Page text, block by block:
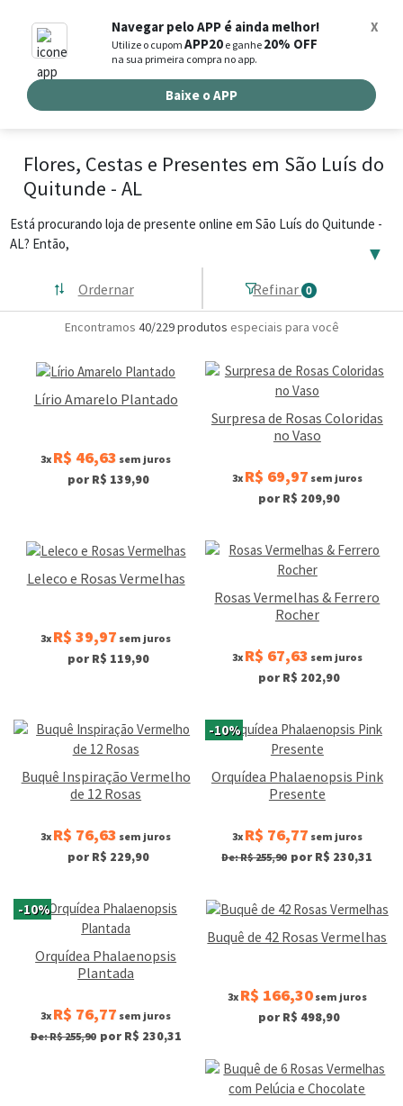
Navegar pelo APP é ainda melhor!
Utilize o cupomAPP20 e ganhe 20% OFF
na sua primeira compra no app.
X
Baixe o APP
Busca de produtos
Buscar por endereço de entrega
Flores, Cestas e Presentes em São Luís do
Quitunde - AL
Está procurando loja de presente online em São Luís do Quitunde -
AL? Então,
▼
Refinar 0
Ordernar
Encontramos 40/229produtos especiais para você
Lírio Amarelo Plantado
3x R$ 46,63 sem juros
por R$ 139,90
Surpresa de Rosas Coloridas
no Vaso
3x R$ 69,97 sem juros
por R$ 209,90
Leleco e Rosas Vermelhas
3x R$ 39,97 sem juros
por R$ 119,90
Rosas Vermelhas & Ferrero
Rocher
3x R$ 67,63 sem juros
por R$ 202,90
Buquê Inspiração Vermelho
de 12 Rosas
3x R$ 76,63 sem juros
por R$ 229,90
-10%
Orquídea Phalaenopsis Pink
Presente
3x R$ 76,77 sem juros
De: R$ 255,90 por R$ 230,31
-10%
Orquídea Phalaenopsis
Plantada
3x R$ 76,77 sem juros
De: R$ 255,90 por R$ 230,31
Buquê de 42 Rosas Vermelhas
3x R$ 166,30sem juros
por R$ 498,90